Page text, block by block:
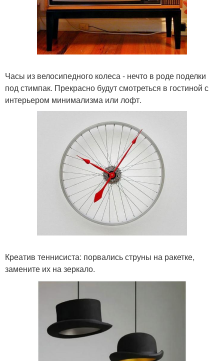
Часы из велосипедного колеса - нечто в роде поделки
под стимпак. Прекрасно будут смотреться в гостиной с
интерьером минимализма или лофт.
Креатив теннисиста: порвались струны на ракетке,
замените их на зеркало.